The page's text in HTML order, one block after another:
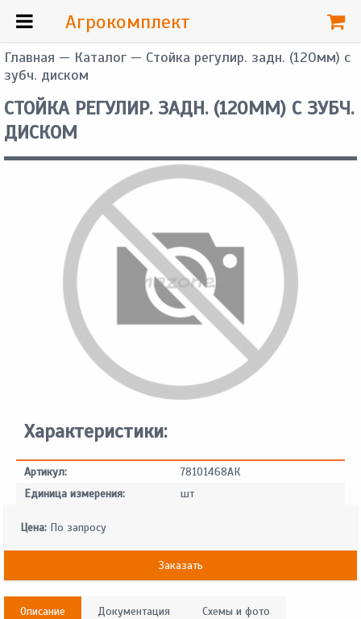
Главная — Каталог — Стойка регулир. задн. (120мм) с
зубч. диском
СТОЙКА РЕГУЛИР. ЗАДН. (120ММ) С ЗУБЧ.
ДИСКОМ
Характеристики:
Артикул:
78101468АК
Единица измерения:
шт
Цена: По запросу
Заказать
Описание Документация Схемы и фото
Агрокомплект